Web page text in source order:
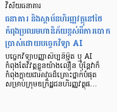
វិស័យធនាគារ
ធនាគារ និងស្ថាប័នហិរញ្ញវត្ថុនៅថៃ
កំពុងប្រឈមហានិភ័យខ្ពស់ពីការបោក
ប្រាស់ដោយបច្ចេកវិទ្យា AI
បច្ចេកវិទ្យាបញ្ញាសិប្បនិម្មិត ឬ AI
កំពុងតែវិវត្តខ្លួនយ៉ាងលឿន ប៉ុន្តែវាក៏
កំពុងក្លាយជាអាវុធដ៏គ្រោះថ្នាក់បំផុត
សម្រាប់ក្រុមឧក្រិដ្ឋជនហិរញ្ញវត្ថុផ…